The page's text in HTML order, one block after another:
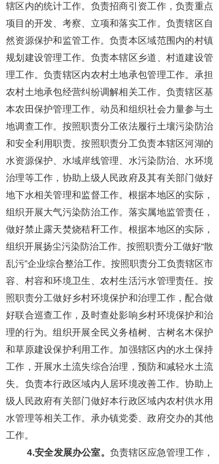
辖区内的统计工作。负责招商引资工作，负责重点
项目的开发、考察、立项和落实工作。负责辖区自
然资源保护和监管工作。负责本区域范围内的村镇
规划建设管理工作。负责本辖区乡道、村道建设管
理工作。负责辖区内农村土地承包管理工作。承担
农村土地承包经营纠纷调解相关工作。负责辖区基
本农田保护管理工作。动员和组织社会力量参与土
地调查工作。按照职责分工依法履行土壤污染防治
和安全利用职责。按照职责分工负责本辖区河湖的
水资源保护、水域岸线管理、水污染防治、水环境
治理等工作，协助上级人民政府及其有关部门做好
地下水相关管理和监督工作。根据本地区的实际，
组织开展大气污染防治工作。落实属地监管责任，
做好禁止露天焚烧秸秆工作。根据本地区的实际，
组织开展扬尘污染防治工作。按照职责分工做好“散
乱污”企业综合整治工作。按照职责分工负责辖区市
容、村容和环境卫生、农村生活污水管理责任。按
照职责分工做好乡村环境保护和治理工作，配合做
好联合巡查工作，及时查处影响乡村环境保护和治
理的行为。组织开展全民义务植树、古树名木保护
和草原建设保护利用工作。加强辖区内的水土保持
工作，开展水土流失综合治理，预防和减轻水土流
失。负责本行政区域内人居环境改善工作。协助上
级人民政府有关部门做好本行政区域内农村供水用
水管理等相关工作。承办镇党委、政府交办的其他
工作。
4.安全发展办公室。 负责辖区应急管理工作，